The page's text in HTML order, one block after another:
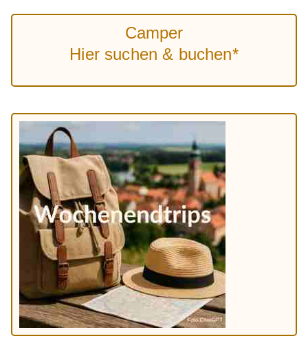
Camper
Hier suchen & buchen*